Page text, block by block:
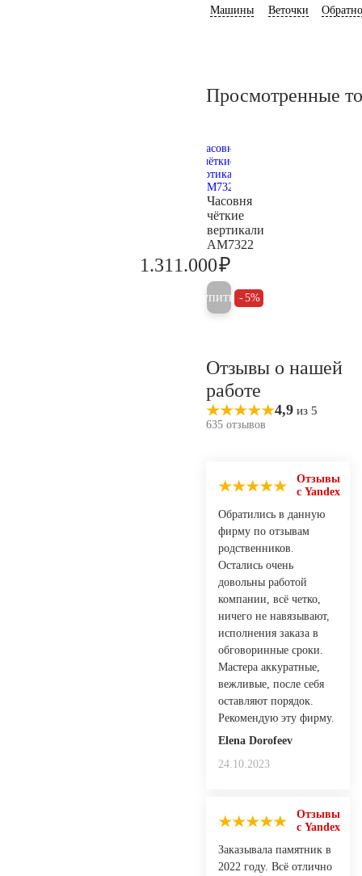
Машины Веточки
Просмотренные
Часовня
чёткие
вертикали
AM7322
1.311.000₽
Купить 5%
Отзывы о нашей
работе
4,9 из 5
635 отзывов
Отзывы
с Yandex
Обратились в данную
фирму по отзывам
родственников.
Остались очень
довольны работой
компании, всё четко,
ничего не навязывают,
исполнения заказа в
обговоринные сроки.
Мастера аккуратные,
вежливые, после себя
оставляют порядок.
Рекомендую эту фирму.
Elena Dorofeev
24.10.2023
Отзывы
с Yandex
Заказывала памятник в
2022 году. Всё отлично